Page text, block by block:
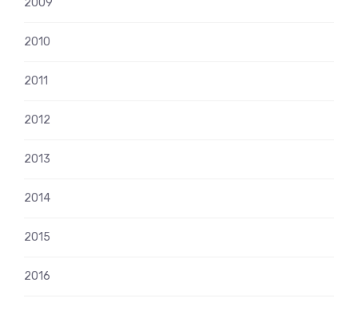
2009
2010
2011
2012
2013
2014
2015
2016